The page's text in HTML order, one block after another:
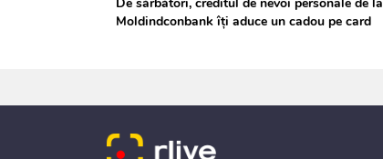
Moldindconbank îți aduce un cadou pe card